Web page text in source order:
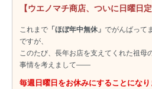
【ウエノマチ商店、ついに日曜日
これまで 「ほぼ年中無休」 でがんばって
ですが、
このたび、長年お店を支えてくれた祖母
事情を考えまして――
毎週日曜日をお休みにすることになり